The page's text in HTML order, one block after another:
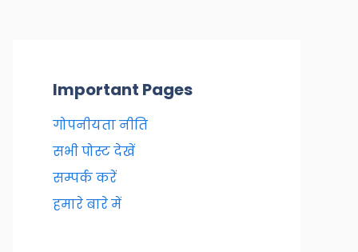
Important Pages
गोपनीयता नीति
सभी पोस्ट देखें
सम्पर्क करें
हमारे बारे में